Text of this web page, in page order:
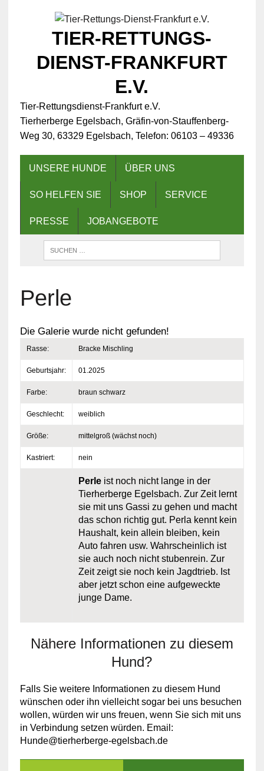
TIER-RETTUNGS-
DIENST-FRANKFURT
E.V.
Tier-Rettungsdienst-Frankfurt e.V.
Tierherberge Egelsbach, Gräfin-von-Stauffenberg-
Weg 30, 63329 Egelsbach, Telefon: 06103 – 49336
UNSERE HUNDE ÜBER UNS
SO HELFEN SIE SHOP SERVICE
PRESSE JOBANGEBOTE
Perle
Die Galerie wurde nicht gefunden!
Rasse: Bracke Mischling
Geburtsjahr: 01.2025
Farbe: braun schwarz
Geschlecht: weiblich
Größe: mittelgroß (wächst noch)
Kastriert: nein
Perleist noch nicht lange in der
Tierherberge Egelsbach. Zur Zeit lernt
sie mit uns Gassi zu gehen und macht
das schon richtig gut. Perla kennt kein
Haushalt, kein allein bleiben, kein
Auto fahren usw. Wahrscheinlich ist
sie auch noch nicht stubenrein. Zur
Zeit zeigt sie noch kein Jagdtrieb. Ist
aber jetzt schon eine aufgeweckte
junge Dame.
Nähere Informationen zu diesem
Hund?
Falls Sie weitere Informationen zu diesem Hund
wünschen oder ihn vielleicht sogar bei uns besuchen
wollen, würden wir uns freuen, wenn Sie sich mit uns
in Verbindung setzen würden. Email:
Hunde@tierherberge-egelsbach.de